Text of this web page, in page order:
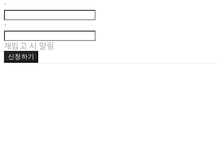
-
-
재입고 시 알림
신청하기